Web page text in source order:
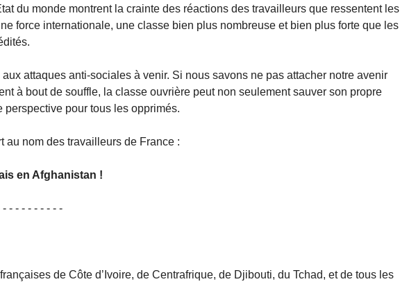
du monde montrent la crainte des réactions des travailleurs que ressentent les
force internationale, une classe bien plus nombreuse et bien plus forte que les
attaques anti-sociales à venir. Si nous savons ne pas attacher notre avenir
à bout de souffle, la classe ouvrière peut non seulement sauver son propre
pour tous les opprimés.
au nom des travailleurs de France :
en Afghanistan !
- - - - - - - - -
de Côte d’Ivoire, de Centrafrique, de Djibouti, du Tchad, et de tous les